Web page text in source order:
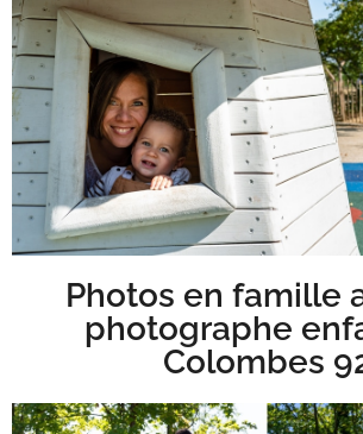
Photos en famille
photographe
Colombes